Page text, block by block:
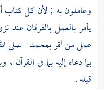
وعاملون به ; لأن كل كتاب
يأمر بالعمل بالفرقان عند
عمل من أقربمحمد- صلى
بما دعاه إليه بما فى القرآن
قبله .